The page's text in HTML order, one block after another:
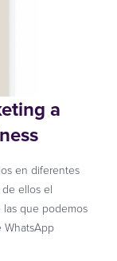
a
en diferentes
ellos el
las que podemos
WhatsApp